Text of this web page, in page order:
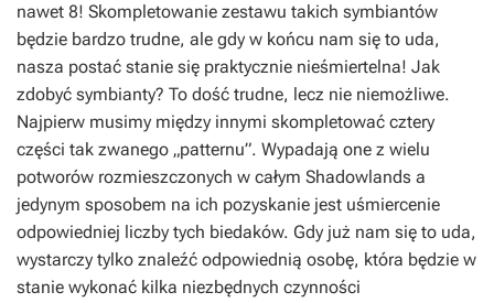
nawet 8! Skompletowanie zestawu takich symbiantów
będzie bardzo trudne, ale gdy w końcu nam się to uda,
nasza postać stanie się praktycznie nieśmiertelna! Jak
zdobyć symbianty? To dość trudne, lecz nie niemożliwe.
Najpierw musimy między innymi skompletować cztery
części tak zwanego „patternu”. Wypadają one z wielu
potworów rozmieszczonych w całym Shadowlands a
jedynym sposobem na ich pozyskanie jest uśmiercenie
odpowiedniej liczby tych biedaków. Gdy już nam się to uda,
wystarczy tylko znaleźć odpowiednią osobę, która będzie w
stanie wykonać kilka niezbędnych czynności